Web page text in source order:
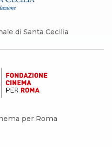
di Santa Cecilia
per Roma